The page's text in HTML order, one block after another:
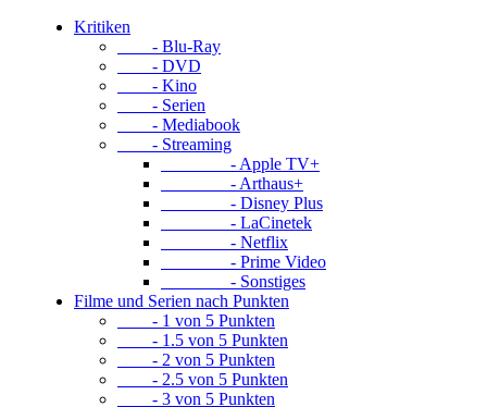
Kritiken
- Blu-Ray
- DVD
- Kino
- Serien
- Mediabook
- Streaming
- Apple TV+
- Arthaus+
- Disney Plus
- LaCinetek
- Netflix
- Prime Video
- Sonstiges
Filme und Serien nach Punkten
- 1 von 5 Punkten
- 1.5 von 5 Punkten
- 2 von 5 Punkten
- 2.5 von 5 Punkten
- 3 von 5 Punkten